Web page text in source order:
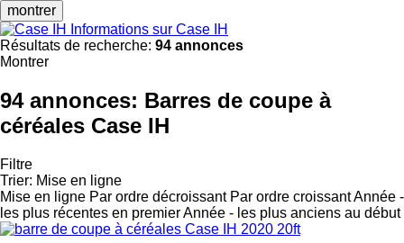
montrer
Informations sur Case IH
Résultats de recherche: 94 annonces
Montrer
94 annonces: Barres de coupe à
céréales Case IH
Filtre
Trier: Mise en ligne
Mise en ligne Par ordre décroissant Par ordre croissantAnnée -
les plus récentes en premierAnnée - les plus anciens au début